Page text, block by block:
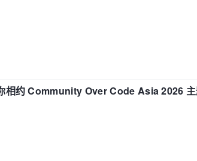
相约 Community Over Code Asia 2026 主